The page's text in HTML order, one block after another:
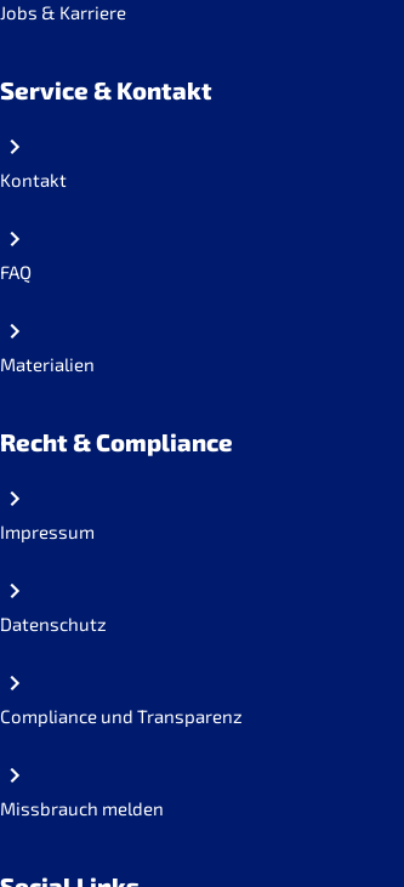
Jobs & Karriere
Service & Kontakt
Kontakt
FAQ
Materialien
Recht & Compliance
Impressum
Datenschutz
Compliance und Transparenz
Missbrauch melden